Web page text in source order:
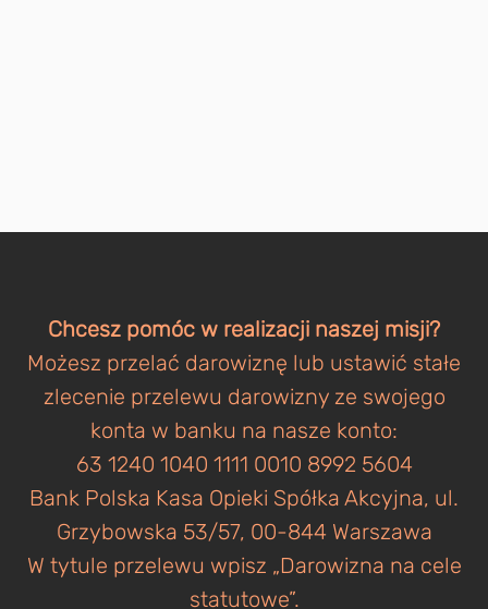
Chcesz pomóc w realizacji naszej misji?
Możesz przelać darowiznę lub ustawić stałe
zlecenie przelewu darowizny ze swojego
konta w banku na nasze konto:
63 1240 1040 1111 0010 8992 5604
Bank Polska Kasa Opieki Spółka Akcyjna, ul.
Grzybowska 53/57, 00-844 Warszawa
W tytule przelewu wpisz „Darowizna na cele
statutowe”.